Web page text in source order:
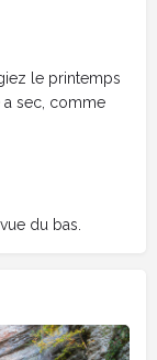
le printemps
a sec, comme
du bas.